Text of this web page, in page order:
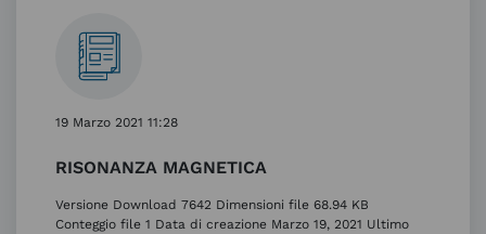
19 Marzo 2021 11:28
RISONANZA MAGNETICA
Versione Download 7642 Dimensioni file 68.94 KB
Conteggio file 1 Data di creazione Marzo 19, 2021 Ultimo